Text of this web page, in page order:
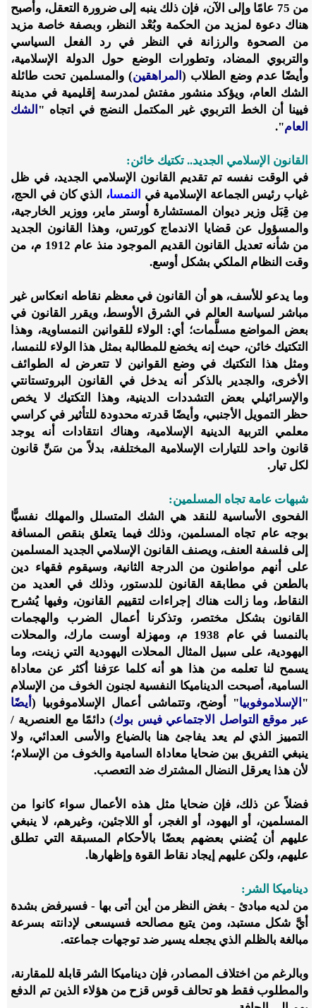
من 75 عامًا وإلى الآن، فإن ذلك ينبه إلى ضرورة التعقل، وأصبح
هناك دعوة لمزيد من الحكمة وبُعْد النظر، وبصفة خاصة مزيد
من الصحوة والرزانة في النظر في رد الفعل السياسي
والتربوي المضاد، وتطورات الوضع حول الدولة الإسلامية،
وأيضًا عدم وضع الطلاب (المراهقين) والمسلمين تحت طائلة
الشك العام، ويؤكد منشور مفتش لمدرسة إقليمية في مدينة
فيينا أن الخط التربوي غير المكتمل النضج في اتجاه " الشك
العام".
القانون الإسلامي الجديد.. تكتيك خائن:
في الوقت نفسه تم تقديم القانون الإسلامي الجديد، في ظل
غياب رئيس الجماعة الإسلامية في النمسا، الذي كان في الحج،
مِن قِبَل وزير ديوان المستشارة أوستر ماير، ووزير الخارجية،
والمسؤول عن قضايا الاندماج كورتس، وهذا القانون الجديد
من شأنه تعديل القانون القديم الموجود منذ عام 1912 م، من
وقت النظام الملكي بشكل أوسع.
وما يدعو للأسف، هو أن القانون في معظم نقاطه انعكاس غير
مباشر لسياسة العالم في الشرق الأوسط، ويقرر القانون في
بعض المواضع مسلَّمات؛ أي: الولاء للقوانين النمساوية، وهذا
التكتيك خائن، حيث إنه يخضع للمطالبة بمثل هذا الولاء للنمسا،
ومثل هذا التكتيك في وضع القوانين لا تتعرض له الطوائف
الأخرى، والجدير بالذكر أنه يدخل في القانون البروتستانتي
والإسرائيلي بعض التشددات الدينية، وهذا التكتيك لا يخص
حظر التمويل الأجنبي، وأيضًا قدرته محدودة للتأثير في كراسي
معلمي التربية الدينية الإسلامية، وهناك انتقادات أنه يوجد
قانون واحد للتيارات الإسلامية المختلفة، بدلاً من سَنِّ قانون
لكل تيار.
شبهات عامة تجاه المسلمين:
الفحوى الأساسية للنقد هي الشك المتسلل والمهلك نفسيًّا
بوجه عام تجاه المسلمين، وذلك فيما يتعلق بنقص المسافة
إلى فلسفة العنف، ويصنف القانون الإسلامي الجديد المسلمين
على أنهم مواطنون من الدرجة الثانية، وسيقوم فقهاء دين
بالطعن في مطابقة القانون للدستور، وذلك في العديد من
النقاط، وما زالت هناك إجراءات لتقييم القانون، وفيها يُشرح
القانون بشكل مختصر، وتذكرنا أعمال الضرب والهجمات
بالنمسا في عام 1938 م، ومهزلة أوست مارك، والمحلات
اليهودية، على سبيل المثال المحلات اليهودية التي زينت، وما
يسمح لنا تعلمه من هذا هو أنه كلما عرَفنا أكثر عن معاداة
السامية، أصبحت الديناميكا النفسية لجنون الخوف من الإسلام
" الإسلاموفوبيا" أوضح، وتتماشى أعمال الإسلاموفوبيا (أيضًا
عبر موقع التواصل الاجتماعي فيس بوك) دائمًا مع العنصرية /
التمييز الذي لم يعد يفاجئ هنا بالضياع والأسى العدائي، ولا
ينبغي التفريق بين ضحايا معاداة السامية والخوف من الإسلام؛
لأن هذا يعرقل النضال المشترك ضد التعصب.
فضلاً عن ذلك، فإن ضحايا مثل هذه الأعمال سواء كانوا من
المسلمين، أو اليهود، أو الغجر، أو اللاجئين، وغيرهم، لا ينبغي
عليهم أن يُضني بعضهم بعضًا بالأحكام المسبقة التي تطلق
عليهم، ولكن عليهم إيجاد نقاط القوة وإظهارها.
ديناميكا الشر:
من لديه مبادئ - بغض النظر من أين أتى بها - فسيرفض بشدة
أيَّ شكل مستبد، ومن يتبع مصالحه فسيسعى لإدانته بسرعة
مبالغة بالظلم الذي يجعله يسير ضد توجهات جماعته.
وبالرغم من اختلاف المصادر، فإن ديناميكا الشر قابلة للمقارنة،
والمطلوب فقط هو تحالف قوس قزح من هؤلاء الذين تم الدفع